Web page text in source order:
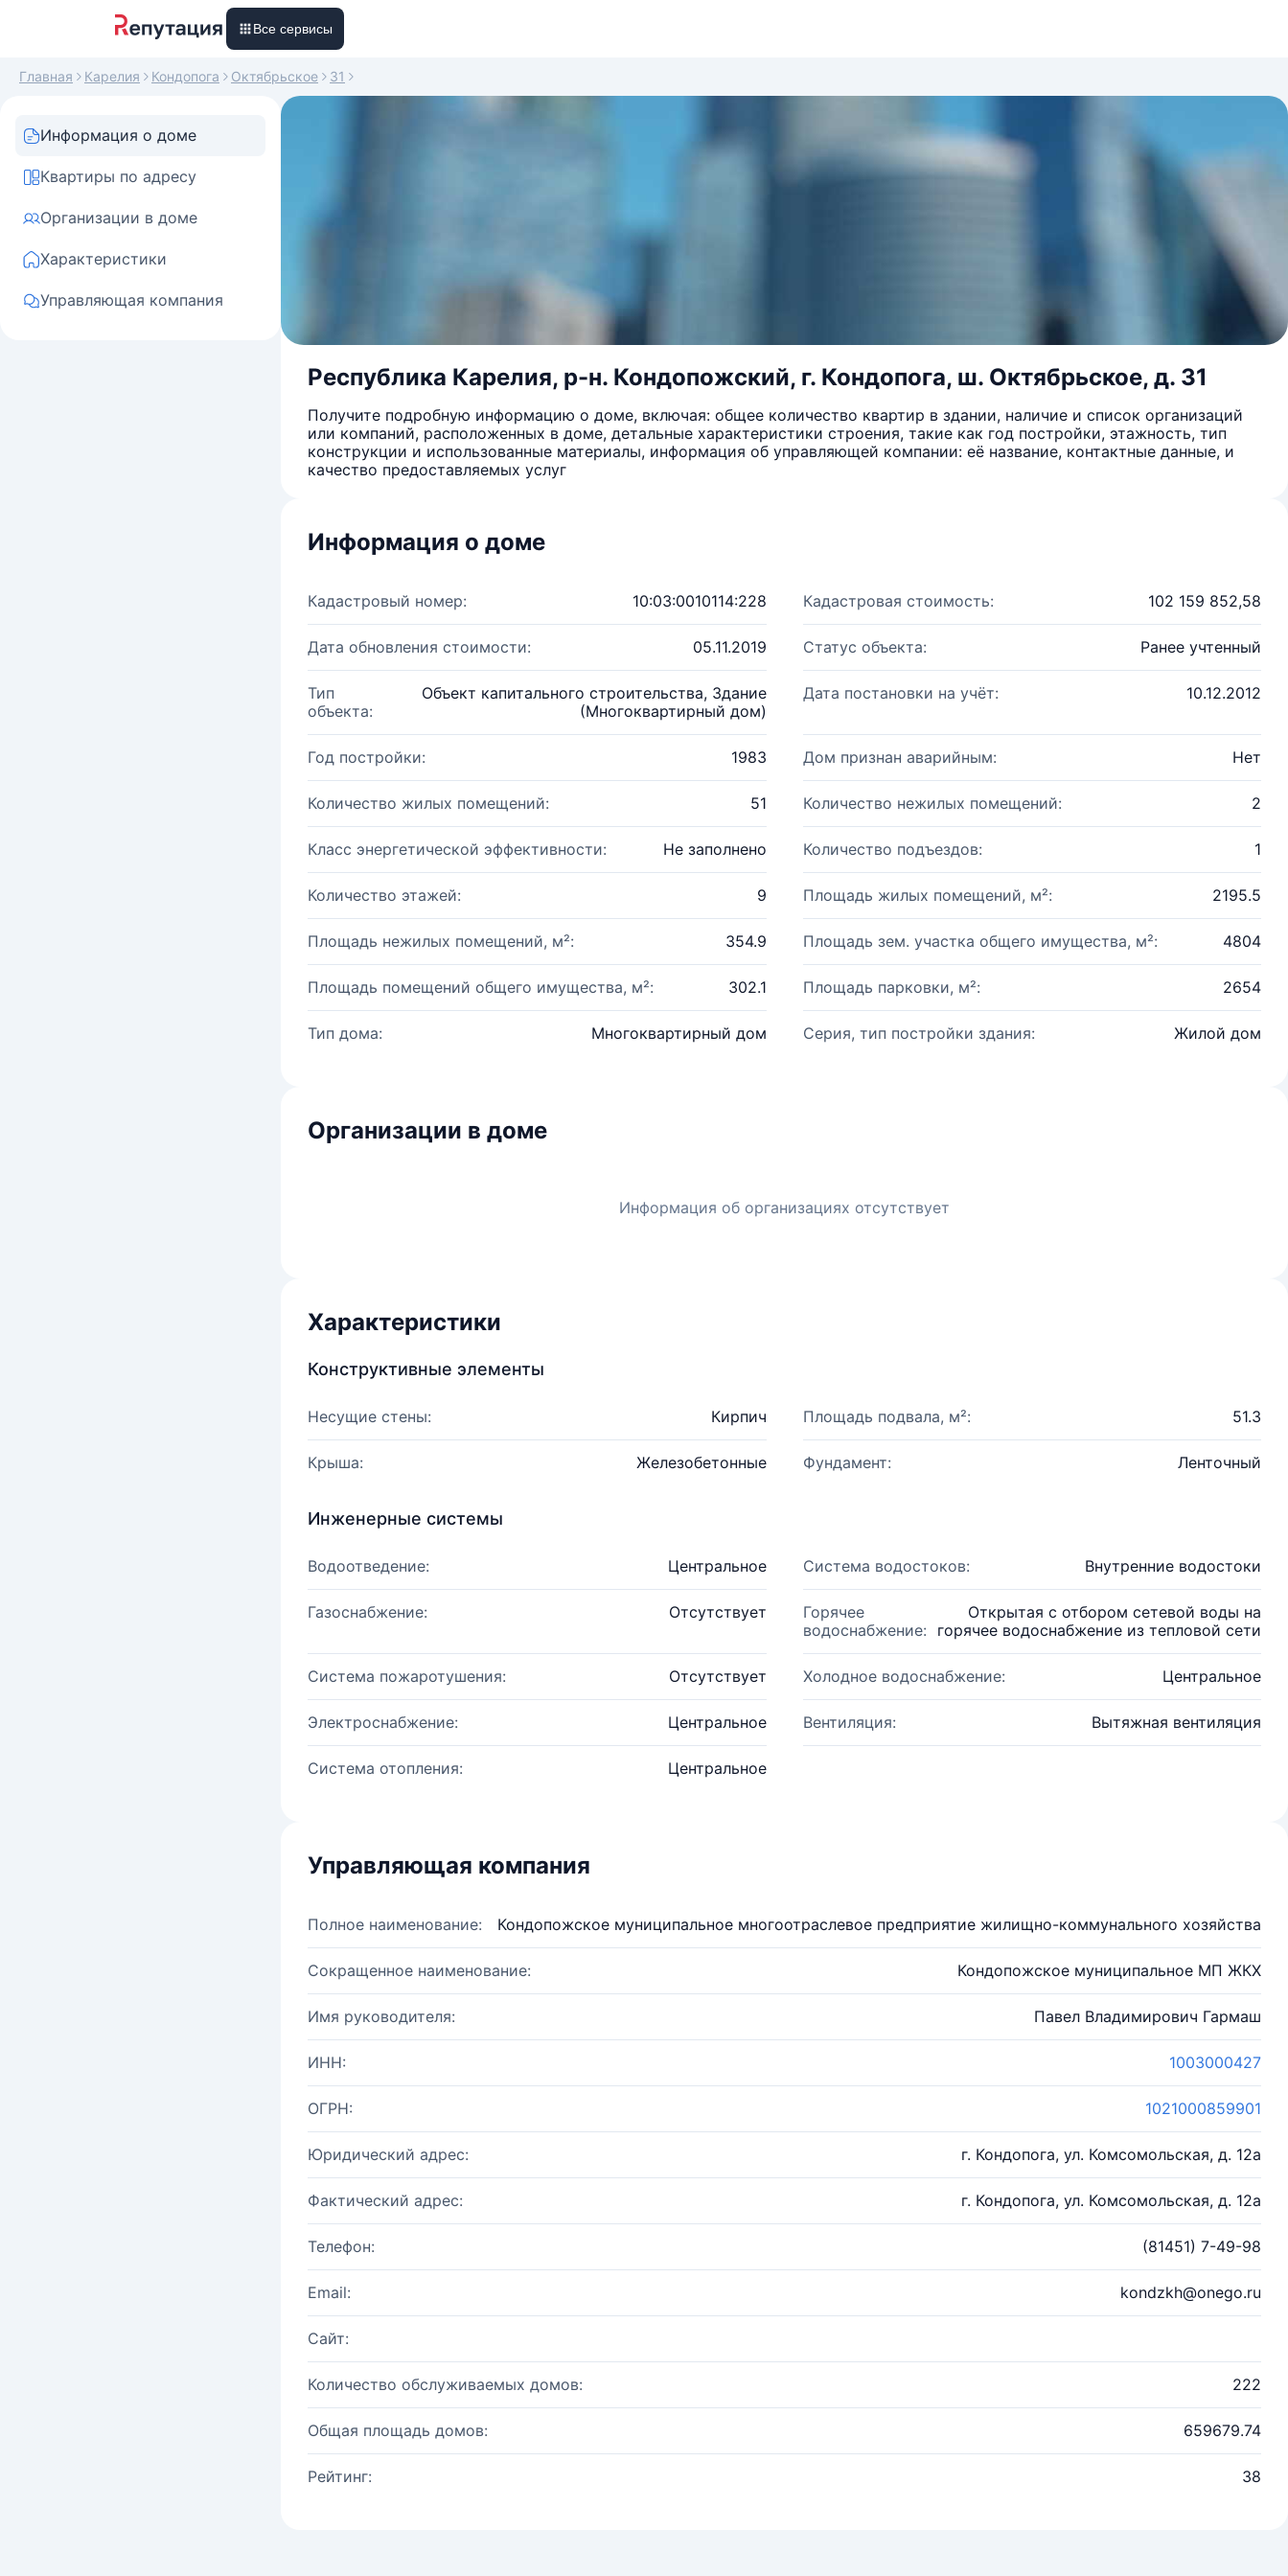
Все сервисы
Главная Карелия Кондопога Октябрьское 31
Информация о доме
Квартиры по адресу
Организации в доме
Характеристики
Управляющая компания
Республика Карелия, р-н. Кондопожский, г. Кондопога, ш. Октябрьское, д. 31
Получите подробную информацию о доме, включая: общее количество квартир в здании, наличие и список организаций
или компаний, расположенных в доме, детальные характеристики строения, такие как год постройки, этажность, тип
конструкции и использованные материалы, информация об управляющей компании: её название, контактные данные, и
качество предоставляемых услуг
Информация о доме
Кадастровый номер: 10:03:0010114:228 Кадастровая стоимость: 102 159 852,58
Дата обновления стоимости: 05.11.2019 Статус объекта: Ранее учтенный
Тип
объекта:
Объект капитального строительства, Здание
(Многоквартирный дом)
Дата постановки на учёт: 10.12.2012
Год постройки: 1983 Дом признан аварийным: Нет
Количество жилых помещений: 51 Количество нежилых помещений: 2
Класс энергетической эффективности: Не заполнено Количество подъездов: 1
Количество этажей: 9 Площадь жилых помещений, м²: 2195.5
Площадь нежилых помещений, м²: 354.9 Площадь зем. участка общего имущества, м²: 4804
Площадь помещений общего имущества, м²: 302.1 Площадь парковки, м²: 2654
Тип дома: Многоквартирный дом Серия, тип постройки здания: Жилой дом
Организации в доме
Информация об организациях отсутствует
Характеристики
Конструктивные элементы
Несущие стены: Кирпич Площадь подвала, м²: 51.3
Крыша: Железобетонные Фундамент: Ленточный
Инженерные системы
Водоотведение: Центральное Система водостоков: Внутренние водостоки
Газоснабжение: Отсутствует
Горячее
водоснабжение:
Открытая с отбором сетевой воды на
горячее водоснабжение из тепловой сети
Система пожаротушения: Отсутствует Холодное водоснабжение: Центральное
Электроснабжение: Центральное Вентиляция: Вытяжная вентиляция
Система отопления: Центральное
Управляющая компания
Полное наименование: Кондопожское муниципальное многоотраслевое предприятие жилищно-коммунального хозяйства
Сокращенное наименование: Кондопожское муниципальное МП ЖКХ
Имя руководителя: Павел Владимирович Гармаш
ИНН: 1003000427
ОГРН: 1021000859901
Юридический адрес: г. Кондопога, ул. Комсомольская, д. 12а
Фактический адрес: г. Кондопога, ул. Комсомольская, д. 12а
Телефон: (81451) 7-49-98
Email: kondzkh@onego.ru
Сайт:
Количество обслуживаемых домов: 222
Общая площадь домов: 659679.74
Рейтинг: 38